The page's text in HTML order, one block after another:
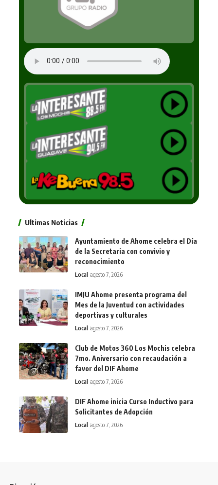
Ultimas Noticias
Ayuntamiento de Ahome celebra el Día
de la Secretaria con convivio y
reconocimiento
Local agosto 7, 2026
IMJU Ahome presenta programa del
Mes de la Juventud con actividades
deportivas y culturales
Local agosto 7, 2026
Club de Motos 360 Los Mochis celebra
7mo. Aniversario con recaudación a
favor del DIF Ahome
Local agosto 7, 2026
DIF Ahome inicia Curso Inductivo para
Solicitantes de Adopción
Local agosto 7, 2026